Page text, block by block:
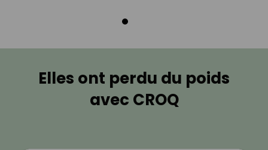
Elles ont perdu du poids
avec CROQ